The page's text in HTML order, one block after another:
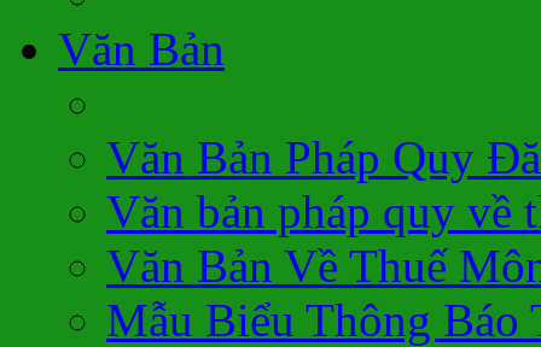
Văn Bản
Văn Bản Pháp Quy
Văn bản pháp quy về
Văn Bản Về Thuế
Mẫu Biểu Thông Báo